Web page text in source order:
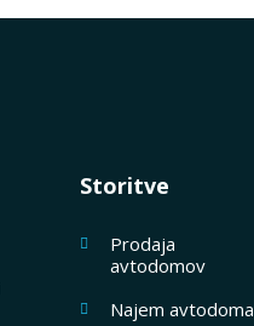
Storitve
Prodaja
avtodomov
Najem avtodoma